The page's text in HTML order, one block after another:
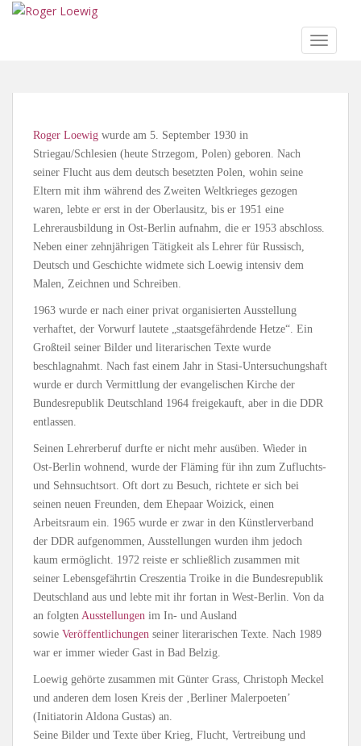
Roger Loewig wurde am 5. September 1930 in
Striegau/Schlesien (heute Strzegom, Polen) geboren. Nach
seiner Flucht aus dem deutsch besetzten Polen, wohin seine
Eltern mit ihm während des Zweiten Weltkrieges gezogen
waren, lebte er erst in der Oberlausitz, bis er 1951 eine
Lehrerausbildung in Ost-Berlin aufnahm, die er 1953 abschloss.
Neben einer zehnjährigen Tätigkeit als Lehrer für Russisch,
Deutsch und Geschichte widmete sich Loewig intensiv dem
Malen, Zeichnen und Schreiben.
1963 wurde er nach einer privat organisierten Ausstellung
verhaftet, der Vorwurf lautete „staatsgefährdende Hetze“. Ein
Großteil seiner Bilder und literarischen Texte wurde
beschlagnahmt. Nach fast einem Jahr in Stasi-Untersuchungshaft
wurde er durch Vermittlung der evangelischen Kirche der
Bundesrepublik Deutschland 1964 freigekauft, aber in die DDR
entlassen.
Seinen Lehrerberuf durfte er nicht mehr ausüben. Wieder in
Ost-Berlin wohnend, wurde der Fläming für ihn zum Zufluchts-
und Sehnsuchtsort. Oft dort zu Besuch, richtete er sich bei
seinen neuen Freunden, dem Ehepaar Woizick, einen
Arbeitsraum ein. 1965 wurde er zwar in den Künstlerverband
der DDR aufgenommen, Ausstellungen wurden ihm jedoch
kaum ermöglicht. 1972 reiste er schließlich zusammen mit
seiner Lebensgefährtin Creszentia Troike in die Bundesrepublik
Deutschland aus und lebte mit ihr fortan in West-Berlin. Von da
an folgten Ausstellungen im In- und Ausland
sowie Veröffentlichungen seiner literarischen Texte. Nach 1989
war er immer wieder Gast in Bad Belzig.
Loewig gehörte zusammen mit Günter Grass, Christoph Meckel
und anderen dem losen Kreis der ‚Berliner Malerpoeten’
(Initiatorin Aldona Gustas) an.
Seine Bilder und Texte über Krieg, Flucht, Vertreibung und